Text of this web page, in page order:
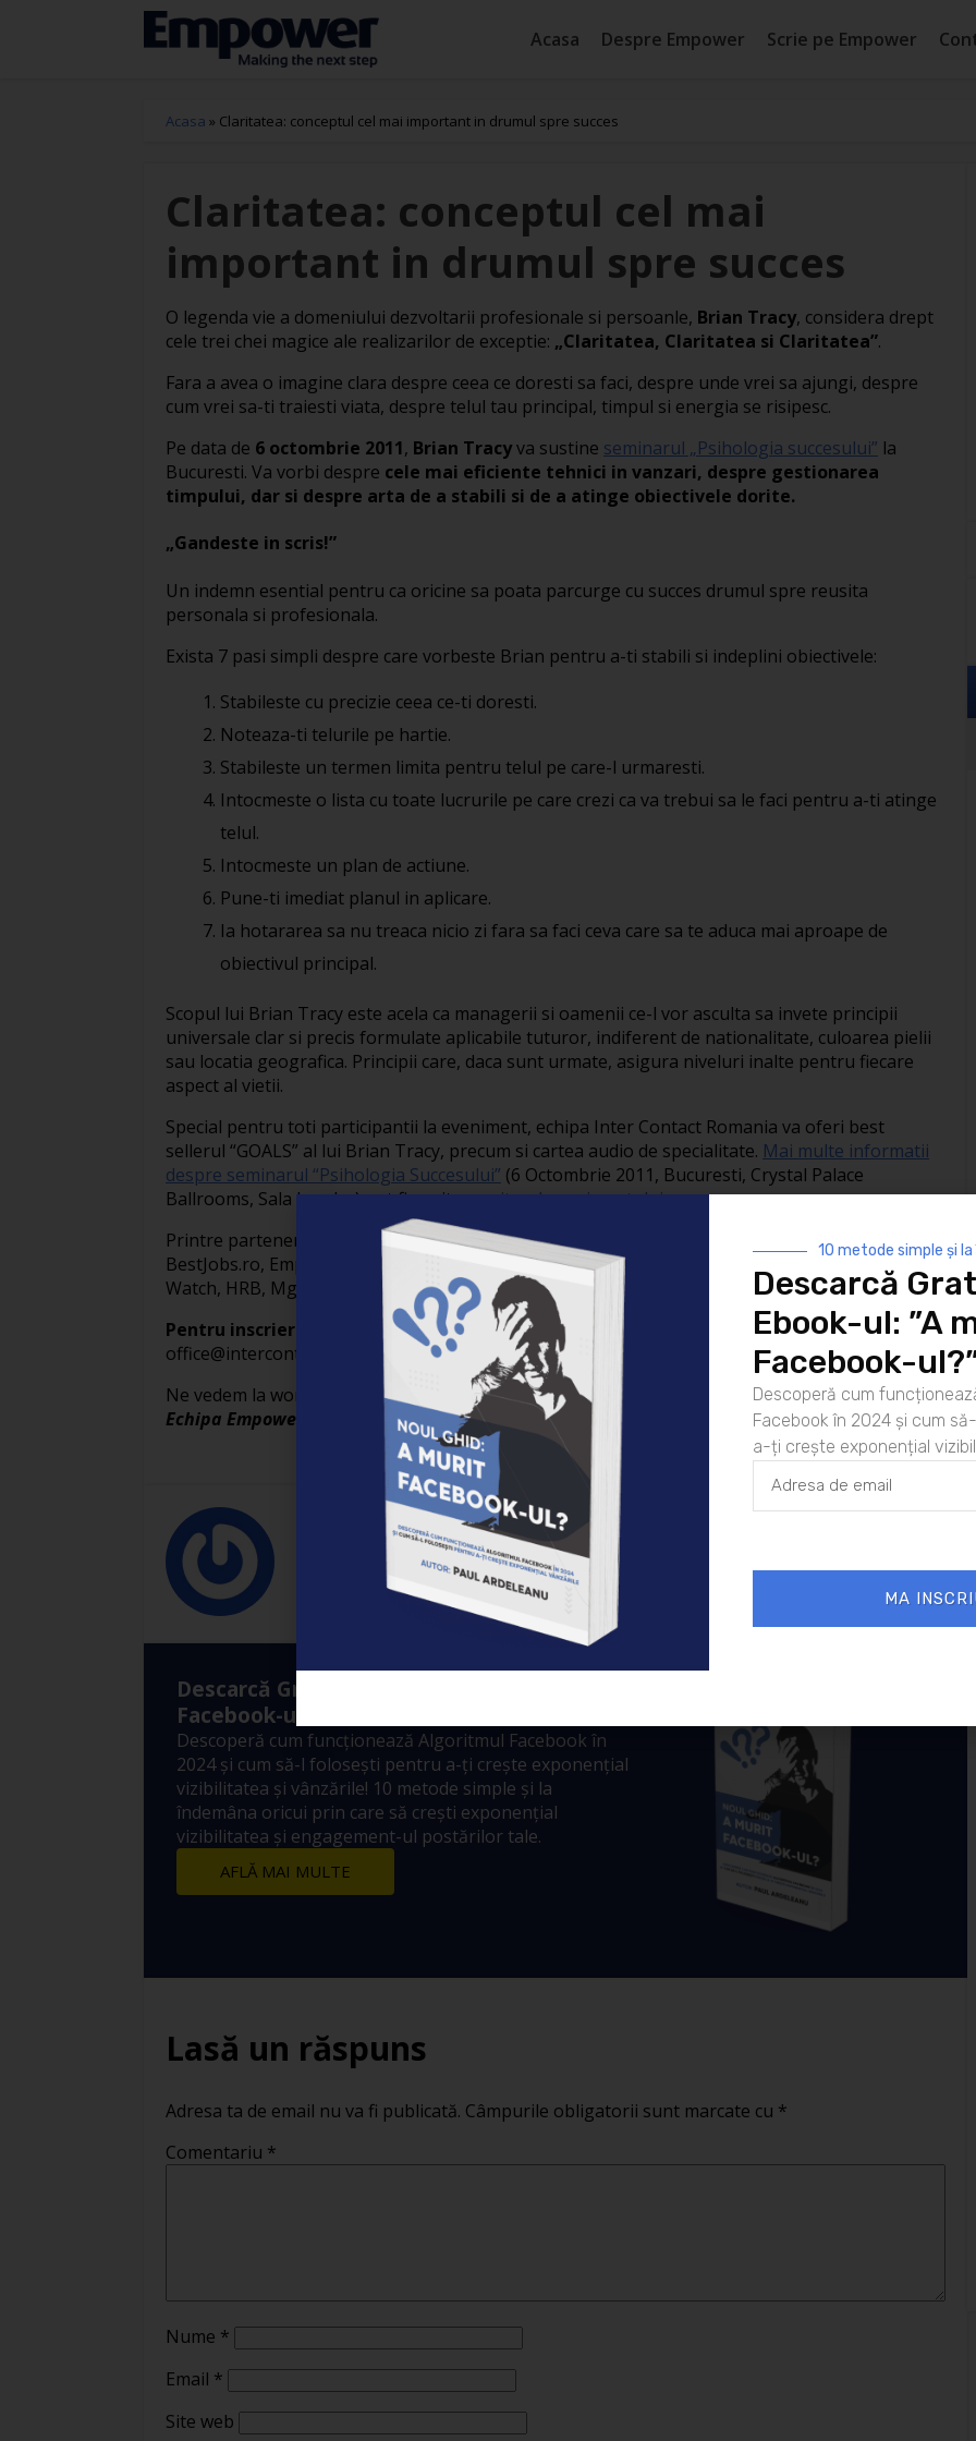
Acasa Despre Empower Scrie pe Empower
Acasa » Claritatea: conceptul cel mai important in drumul spre succes
Claritatea: conceptul cel mai
important in drumul spre succes
O legenda vie a domeniului dezvoltarii profesionale si persoanle, Brian Tracy, considera drept
cele trei chei magice ale realizarilor de exceptie: „Claritatea, Claritatea si Claritatea”.
Fara a avea o imagine clara despre ceea ce doresti sa faci, despre unde vrei sa ajungi, despre
cum vrei sa-ti traiesti viata, despre telul tau principal, timpul si energia se risipesc.
Pe data de 6 octombrie 2011, Brian Tracyva sustine seminarul „Psihologia succesului” la
Bucuresti. Va vorbi despre cele mai eficiente tehnici in vanzari, despre gestionarea
timpului, dar si despre arta de a stabili si de a atinge obiectivele dorite.
„Gandeste in scris!”
Un indemn esential pentru ca oricine sa poata parcurge cu succes drumul spre reusita
personala si profesionala.
Exista 7 pasi simpli despre care vorbeste Brian pentru a-ti stabili si indeplini obiectivele:
Stabileste cu precizie ceea ce-ti doresti.
Noteaza-ti telurile pe hartie.
Stabileste un termen limita pentru telul pe care-l urmaresti.
Intocmeste o lista cu toate lucrurile pe care crezi ca va trebui sa le faci pentru a-ti atinge
telul.
Intocmeste un plan de actiune.
Pune-ti imediat planul in aplicare.
Ia hotararea sa nu treaca nicio zi fara sa faci ceva care sa te aduca mai aproape de
obiectivul principal.
Scopul lui Brian Tracy este acela ca managerii si oamenii ce-l vor asculta sa invete principii
universale clar si precis formulate aplicabile tuturor, indiferent de nationalitate, culoarea pielii
sau locatia geografica. Principii care, daca sunt urmate, asigura niveluri inalte pentru fiecare
aspect al vietii.
Special pentru toti participantii la eveniment, echipa Inter Contact Romania va oferi best
sellerul “GOALS” al lui Brian Tracy, precum si cartea audio de specialitate. Mai multe informatii
despre seminarul “Psihologia Succesului” (6 Octombrie 2011, Bucuresti, Crystal Palace
Ballrooms, Sala Londra) pot fi gasite pesite-ul evenimentului.
Printre partenerii evenimentului se numara: Crystal Palace Ballrooms, Ziare.com, Money.ro,
BestJobs.ro, Empower, Audiosfera, Calendarevenimente.ro, The Money Channel, Market
Watch, HRB, Mgazinul Progresiv, Bloombiz, Digital4.
Pentru inscrieri si detalii suplimentare:021.203.47.48, 0766.33.14.08,
office@intercontactro.com
Ne vedem la workshop!
Echipa Empower
Empower
06/09/2011 Featured
Empower
Descarcă Gratuit Ebook-ul: ”A murit
Facebook-ul?”
Descoperă cum funcționează Algoritmul Facebook în
2024 și cum să-l folosești pentru a-ți crește exponențial
vizibilitatea și vânzările! 10 metode simple și la
îndemâna oricui prin care să crești exponențial
vizibilitatea și engagement-ul postărilor tale.
AFLĂ MAI MULTE
Lasă un răspuns
Adresa ta de email nu va fi publicată. Câmpurile obligatorii sunt marcate cu *
Comentariu *
Nume *
Email *
Site web
10 metode simple și
Descarcă
Ebook-ul: ”A
Facebook-
Descoperă cum
Facebook în 2024 și cum
a-ți crește exponențial
MA